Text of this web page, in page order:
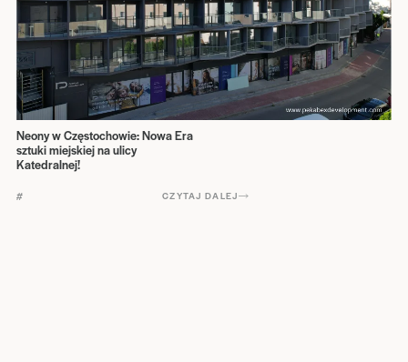
Neony w Częstochowie: Nowa Era
sztuki miejskiej na ulicy
Katedralnej!
# CZYTAJ DALEJ